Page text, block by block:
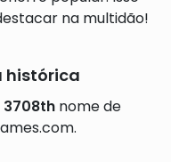
na multidão!
histórica
3708th nome de